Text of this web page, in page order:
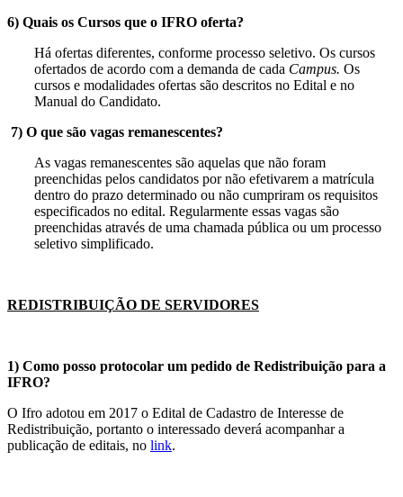
6) Quais os Cursos que o IFRO oferta?
Há ofertas diferentes, conforme processo seletivo. Os cursos
ofertados de acordo com a demanda de cada Campus. Os
cursos e modalidades ofertas são descritos no Edital e no
Manual do Candidato.
7) O que são vagas remanescentes?
As vagas remanescentes são aquelas que não foram
preenchidas pelos candidatos por não efetivarem a matrícula
dentro do prazo determinado ou não cumpriram os requisitos
especificados no edital. Regularmente essas vagas são
preenchidas através de uma chamada pública ou um processo
seletivo simplificado.
REDISTRIBUIÇÃO DE SERVIDORES
1) Como posso protocolar um pedido de Redistribuição para a
IFRO?
O Ifro adotou em 2017 o Edital de Cadastro de Interesse de
Redistribuição, portanto o interessado deverá acompanhar a
publicação de editais, no link.